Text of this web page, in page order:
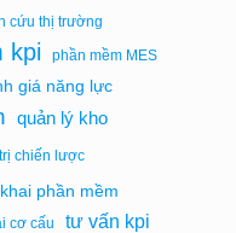
cứu thị trường
kpi phần mềm MES
giá năng lực
quản lý kho
chiến lược
phần mềm
cơ cấu tư vấn kpi